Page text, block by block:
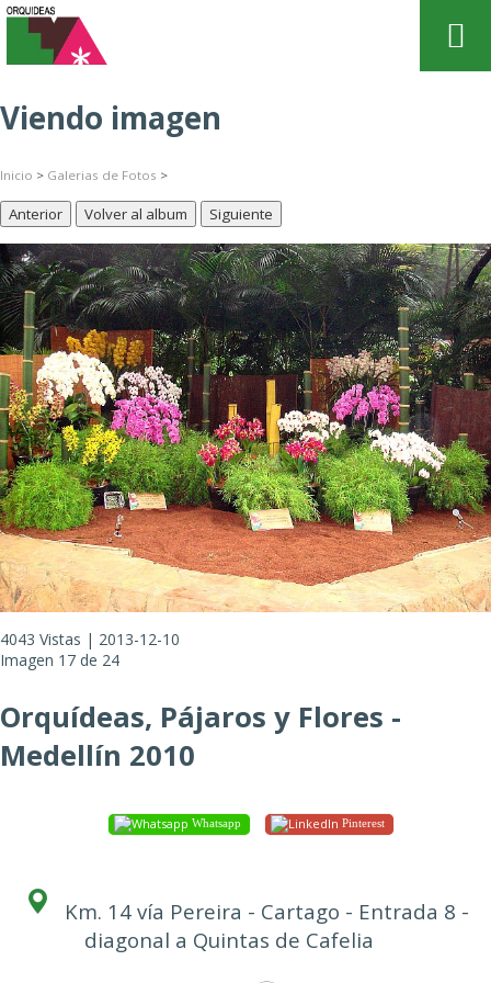
Viendo imagen
Inicio > Galerias de Fotos >
Anterior Volver al album Siguiente
4043 Vistas | 2013-12-10
Imagen 17 de 24
Orquídeas, Pájaros y Flores -
Medellín 2010
Whatsapp Pinterest
Km. 14 vía Pereira - Cartago - Entrada 8 -
diagonal a Quintas de Cafelia